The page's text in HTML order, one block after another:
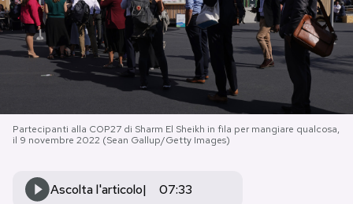
PODCAST
NEWSLETTER
I MIEI PREFERITI
Partecipanti alla COP27 di Sharm El Sheikh in fila per mangiare qualcosa,
il 9 novembre 2022 (Sean Gallup/Getty Images)
Ascolta l'articolo 07:33